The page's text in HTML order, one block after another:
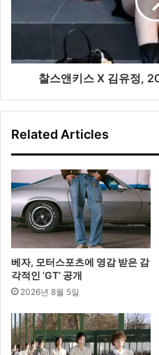
서
정,
이
남
찰스앤키스 X 김유정,
Related Articles
베자, 모터스포츠에 영감 받은 감
각적인 ‘GT’ 공개
2026년 8월 5일